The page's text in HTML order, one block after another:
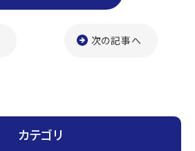
i
r
n
e 次の記事へ
カテゴリ